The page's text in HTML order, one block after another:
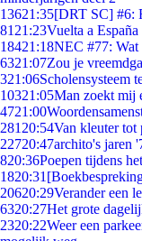
13621:35[DRT SC] #6:
81 21:23Vuelta a España
18421:18NEC #77: Wat
6321:07Zou je
321:06Scholensysteem
10321:05Man zoekt mij
4721:00
281 20:54Van kleuter tot
22720:47archito's jaren
820:36Poepen tijdens
1820:31
20620:29Verander een
6320:27Het grote
2320:22Weer een